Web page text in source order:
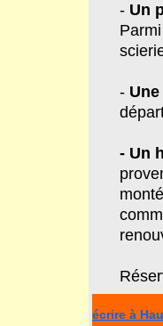
- Un
-
- Un
écrire à